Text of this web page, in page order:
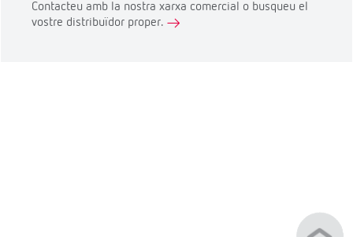
Contacteu amb la nostra xarxa comercial o busqueu el
vostre distribuïdor proper.